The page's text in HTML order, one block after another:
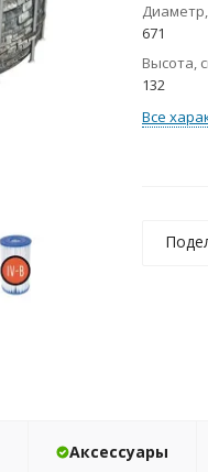
671
Высота,
132
Все
Аксессуары